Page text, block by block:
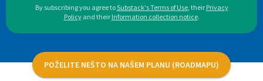
By subscribing you agree toSubstack's Terms of Use, their Privacy
Policy and their Information collection notice.
POŽELITE NEŠTO NA NAŠEM PLANU (ROADMAPU)